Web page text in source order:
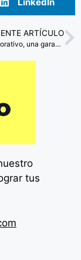
ARTÍCULO
E-learning corporativo, una garantía de productividad
tus